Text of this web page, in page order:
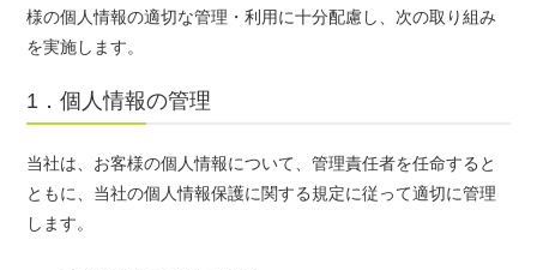
様の個人情報の適切な管理・利用に十分配慮し、次の取り組み
を実施します。
1．個人情報の管理
当社は、お客様の個人情報について、管理責任者を任命すると
ともに、当社の個人情報保護に関する規定に従って適切に管理
します。